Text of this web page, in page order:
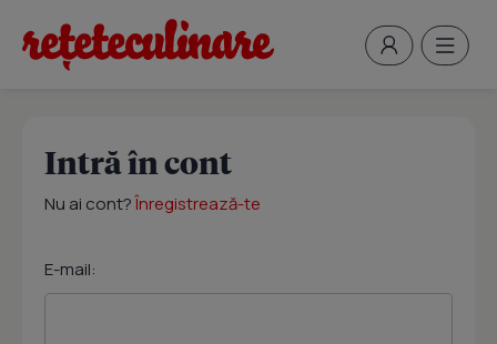
Intră în cont
Nu ai cont?Înregistrează-te
E-mail: